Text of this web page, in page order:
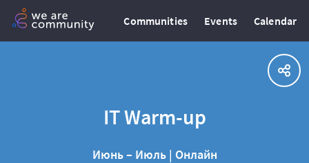
Communities Events Calendar
IT Warm-up
Июнь – Июль | Онлайн